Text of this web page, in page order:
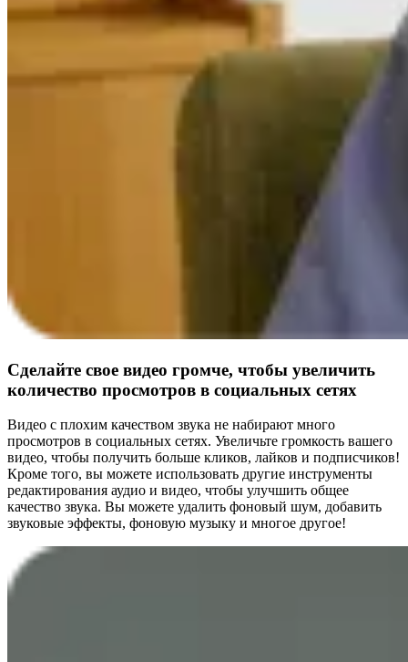
Сделайте свое видео громче, чтобы увеличить
количество просмотров в социальных сетях
Видео с плохим качеством звука не набирают много
просмотров в социальных сетях. Увеличьте громкость вашего
видео, чтобы получить больше кликов, лайков и подписчиков!
Кроме того, вы можете использовать другие инструменты
редактирования аудио и видео, чтобы улучшить общее
качество звука. Вы можете удалить фоновый шум, добавить
звуковые эффекты, фоновую музыку и многое другое!